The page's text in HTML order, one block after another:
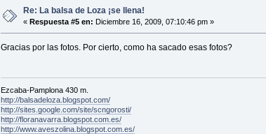
Re: La balsa de Loza ¡se llena!
«Respuesta #5 en: Diciembre 16, 2009, 07:10:46 pm »
Gracias por las fotos. Por cierto, como ha sacado esas fotos?
Ezcaba-Pamplona 430 m.
http://balsadeloza.blogspot.com/
http://sites.google.com/site/scngorosti/
http://floranavarra.blogspot.com.es/
http://www.aveszolina.blogspot.com.es/